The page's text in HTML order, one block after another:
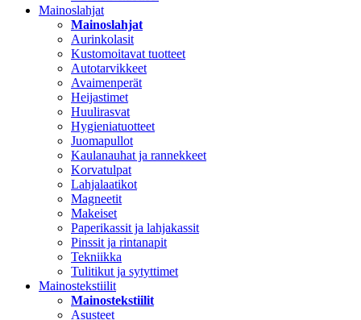
Mainoslahjat
Mainoslahjat
Aurinkolasit
Kustomoitavat tuotteet
Autotarvikkeet
Avaimenperät
Heijastimet
Huulirasvat
Hygieniatuotteet
Juomapullot
Kaulanauhat ja rannekkeet
Korvatulpat
Lahjalaatikot
Magneetit
Makeiset
Paperikassit ja lahjakassit
Pinssit ja rintanapit
Tekniikka
Tulitikut ja sytyttimet
Mainostekstiilit
Mainostekstiilit
Asusteet